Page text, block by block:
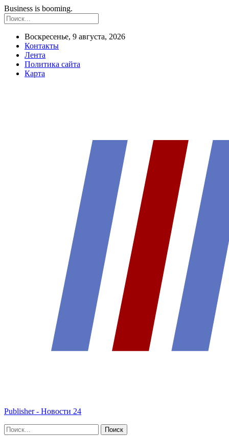
Business is booming.
Воскресенье, 9 августа, 2026
Контакты
Лента
Политика сайта
Карта
Publisher - Новости 24